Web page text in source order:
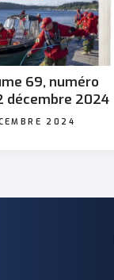
69, numéro
décembre 2024
2024